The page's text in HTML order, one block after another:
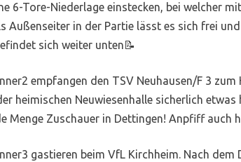
6-Tore-Niederlage einstecken, bei welcher
Außenseiter in der Partie lässt es sich frei
sich weiter unten📝
empfangen den TSV Neuhausen/F 3
heimischen Neuwiesenhalle sicherlich
Menge Zuschauer in Dettingen! Anpfiff auch
gastieren beim VfL Kirchheim. Nach